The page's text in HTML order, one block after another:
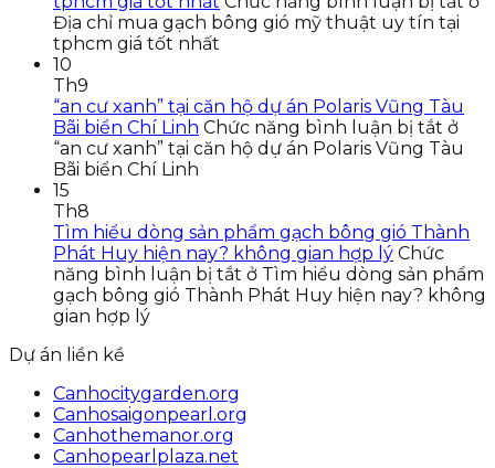
Địa chỉ mua gạch bông gió mỹ thuật uy tín tại
tphcm giá tốt nhất
10
Th9
“an cư xanh” tại căn hộ dự án Polaris Vũng Tàu
Bãi biển Chí Linh Chức năng bình luận bị tắt ở
“an cư xanh” tại căn hộ dự án Polaris Vũng Tàu
Bãi biển Chí Linh
15
Th8
Tìm hiểu dòng sản phẩm gạch bông gió Thành
Phát Huy hiện nay? không gian hợp lý Chức
năng bình luận bị tắt ở Tìm hiểu dòng sản phẩm
gạch bông gió Thành Phát Huy hiện nay? không
gian hợp lý
Dự án liền kề
Canhocitygarden.org
Canhosaigonpearl.org
Canhothemanor.org
Canhopearlplaza.net